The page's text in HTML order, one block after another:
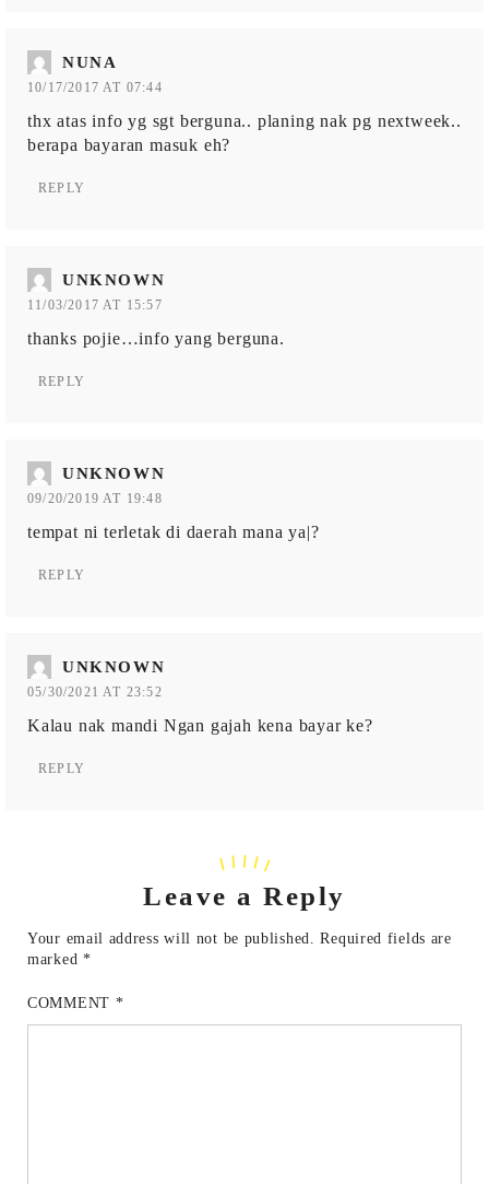
NUNA
10/17/2017 AT 07:44
thx atas info yg sgt berguna.. planing nak pg nextweek..
berapa bayaran masuk eh?
REPLY
UNKNOWN
11/03/2017 AT 15:57
thanks pojie…info yang berguna.
REPLY
UNKNOWN
09/20/2019 AT 19:48
tempat ni terletak di daerah mana ya|?
REPLY
UNKNOWN
05/30/2021 AT 23:52
Kalau nak mandi Ngan gajah kena bayar ke?
REPLY
Leave a Reply
Your email address will not be published. Required fields are
marked *
COMMENT *